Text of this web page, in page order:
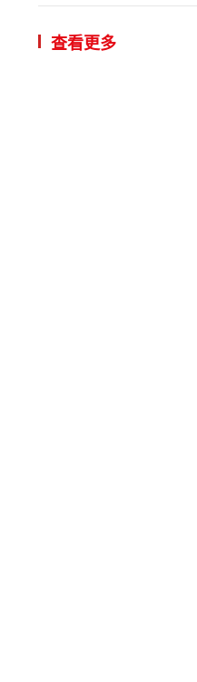
查看更多